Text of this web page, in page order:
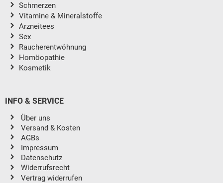
Schmerzen
Vitamine & Mineralstoffe
Arzneitees
Sex
Raucherentwöhnung
Homöopathie
Kosmetik
INFO & SERVICE
Über uns
Versand & Kosten
AGBs
Impressum
Datenschutz
Widerrufsrecht
Vertrag widerrufen